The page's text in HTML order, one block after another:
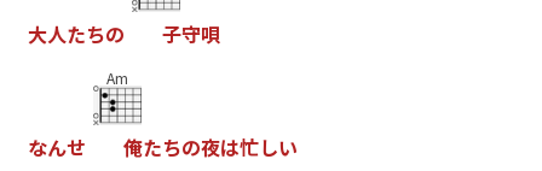
大人たちの 子守唄
なんせ
Am
俺たちの夜は忙しい